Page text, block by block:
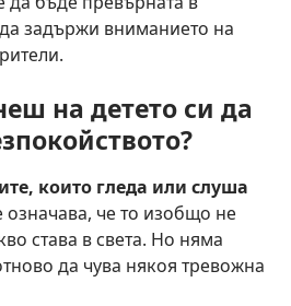
задържи вниманието на
на детето си да
които гледа или слуша
означава, че то изобщо не
става в света. Но няма
да чува някоя тревожна